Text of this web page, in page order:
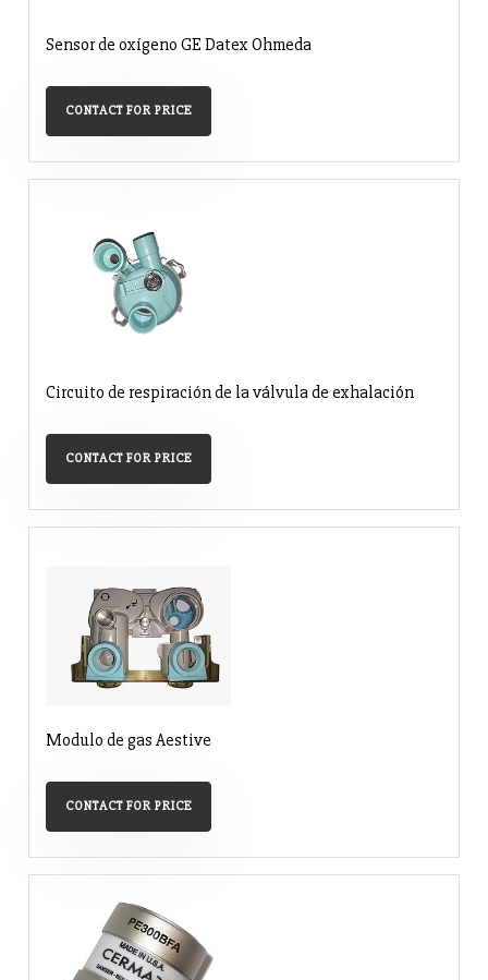
Sensor de oxígeno GE Datex Ohmeda
CONTACT FOR PRICE
Circuito de respiración de la válvula de exhalación
CONTACT FOR PRICE
Modulo de gas Aestive
CONTACT FOR PRICE